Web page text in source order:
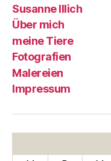
Susanne Illich
Über mich
meine Tiere
Fotografien
Malereien
Impressum